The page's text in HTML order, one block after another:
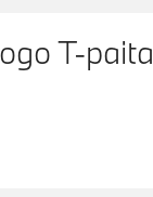
T-paita